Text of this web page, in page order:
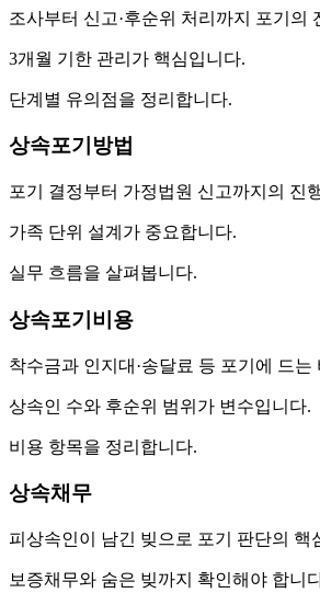
조사부터 신고·후순위 처리까지 포기의
3개월 기한 관리가 핵심입니다.
단계별 유의점을 정리합니다.
상속포기방법
포기 결정부터 가정법원 신고까지의 진
가족 단위 설계가 중요합니다.
실무 흐름을 살펴봅니다.
상속포기비용
착수금과 인지대·송달료 등 포기에 드는
상속인 수와 후순위 범위가 변수입니다.
비용 항목을 정리합니다.
상속채무
피상속인이 남긴 빚으로 포기 판단의 핵
보증채무와 숨은 빚까지 확인해야 합니